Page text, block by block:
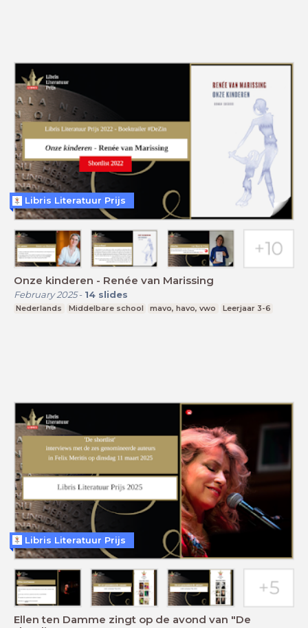
Onze kinderen - Renée van Marissing
February 2025- 14 slides
Nederlands Middelbare school mavo, havo, vwo Leerjaar 3-6
Libris Literatuur Prijs
Ellen ten Damme zingt op de avond van "De
Libris Literatuur Prijs